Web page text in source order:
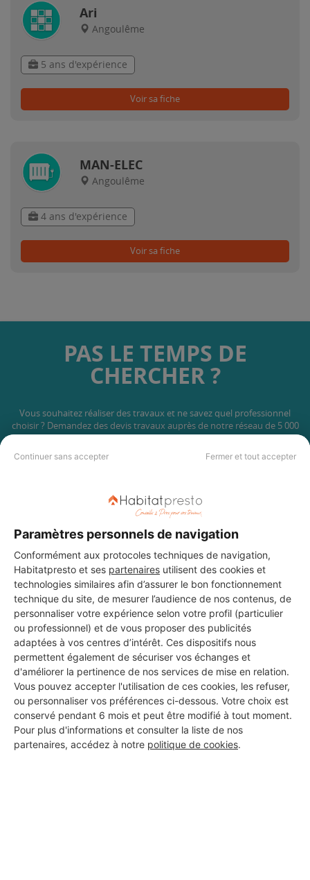
Continuer sans accepter Fermer et tout accepter
Paramètres personnels de navigation
Conformément aux protocoles techniques de navigation,
Habitatpresto et ses partenaires utilisent des cookies et
technologies similaires afin d’assurer le bon fonctionnement
technique du site, de mesurer l’audience de nos contenus, de
personnaliser votre expérience selon votre profil (particulier
ou professionnel) et de vous proposer des publicités
adaptées à vos centres d’intérêt. Ces dispositifs nous
permettent également de sécuriser vos échanges et
d'améliorer la pertinence de nos services de mise en relation.
Vous pouvez accepter l'utilisation de ces cookies, les refuser,
ou personnaliser vos préférences ci-dessous. Votre choix est
conservé pendant 6 mois et peut être modifié à tout moment.
Pour plus d'informations et consulter la liste de nos
partenaires, accédez à notre politique de cookies.
Ari
Angoulême
5 ans d'expérience
Voir sa fiche
MAN-ELEC
Angoulême
4 ans d'expérience
Voir sa fiche
PAS LE TEMPS DE
CHERCHER ?
Vous souhaitez réaliser des travaux et ne savez quel professionnel
choisir ? Demandez des devis travaux auprès de notre réseau de 5 000
DEMANDER UN DEVIS